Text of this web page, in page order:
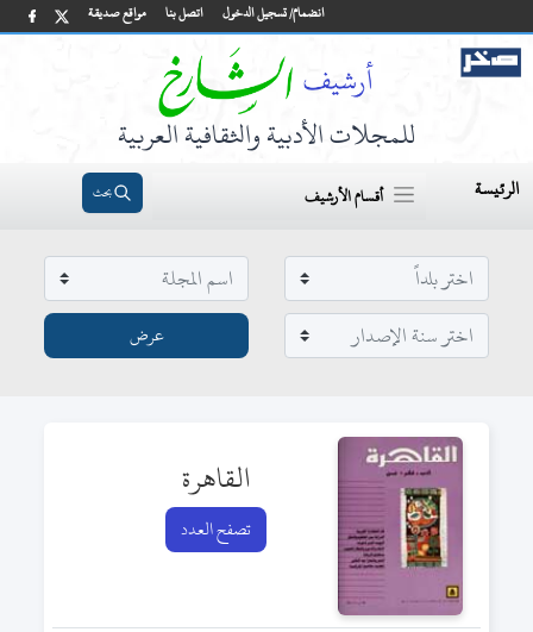
مواقع صديقة اتصل بنا انضمام/ تسجيل الدخول
للمجلات الأدبية والثقافية العربية
الرئيسة أقسام الأرشيف بحث
القاهرة
تصفح العدد